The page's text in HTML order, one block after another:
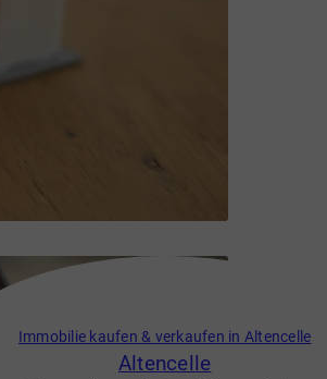
Wohngebiete und familienfreundlichen
Familien und Ruhesuchende.
Immobilie kaufen & verkaufen in Altencelle
Altencelle